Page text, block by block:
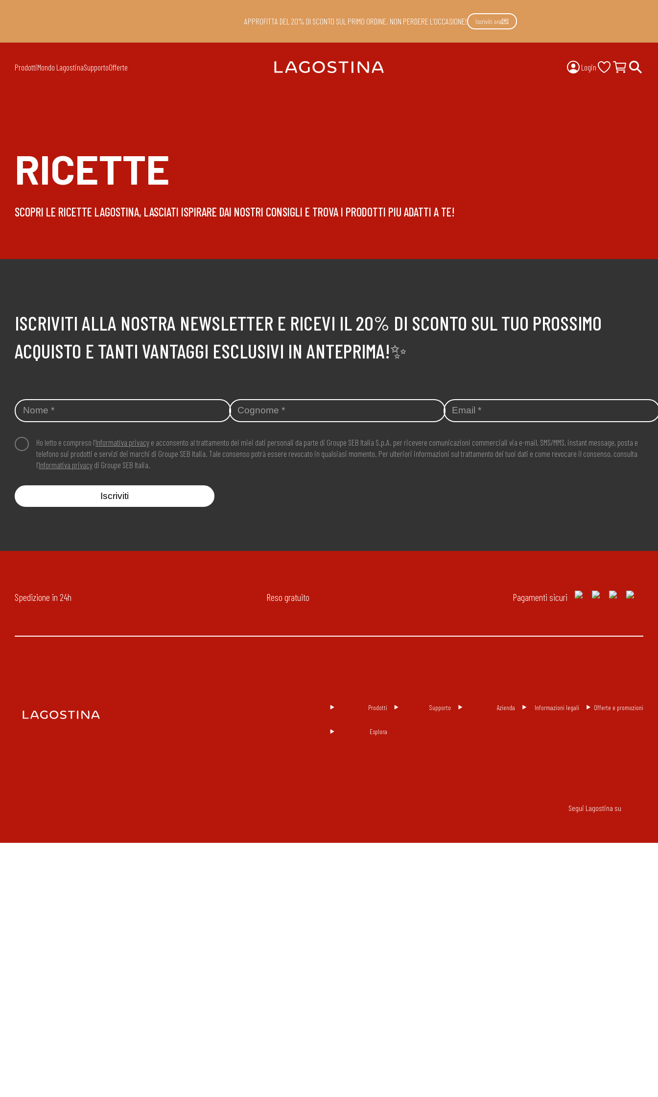
APPROFITTA DEL 20% DI SCONTO SUL PRIMO ORDINE. NON PERDERE L’OCCASIONE! Iscriviti ora💌
ProdottiMondo LagostinaSupportoOfferte Login
RICETTE
SCOPRI LE RICETTE LAGOSTINA, LASCIATI ISPIRARE DAI NOSTRI CONSIGLI E TROVA I PRODOTTI PIU ADATTI A TE!
ISCRIVITI ALLA NOSTRA NEWSLETTER E RICEVI IL 20% DI SCONTO SUL TUO PROSSIMO
ACQUISTO E TANTI VANTAGGI ESCLUSIVI IN ANTEPRIMA!✨
Ho letto e compreso l’Informativa privacy e acconsento al trattamento dei miei dati personali da parte di Groupe SEB Italia S.p.A. per ricevere comunicazioni commerciali via e-mail, SMS/MMS, instant message, posta e
telefono sui prodotti e servizi dei marchi di Groupe SEB Italia. Tale consenso potrà essere revocato in qualsiasi momento. Per ulteriori informazioni sul trattamento dei tuoi dati e come revocare il consenso, consulta
l’Informativa privacy di Groupe SEB Italia.
Iscriviti
Spedizione in 24h Reso gratuito Pagamenti sicuri
Prodotti Supporto Azienda Informazioni legali Offerte e promozioni
Esplora
Segui Lagostina su